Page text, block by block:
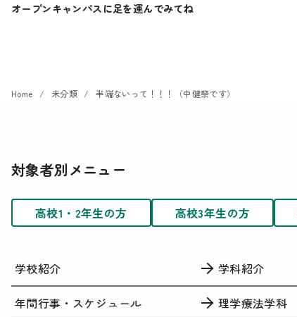
オープンキャンパスに足を運んでみてね
Home 未分類 半端ないって！！！（中健祭です）
対象者別メニュー
高校1・2年生の方 高校3年生の方
学校紹介
年間行事・スケジュール
学科紹介
理学療法学科